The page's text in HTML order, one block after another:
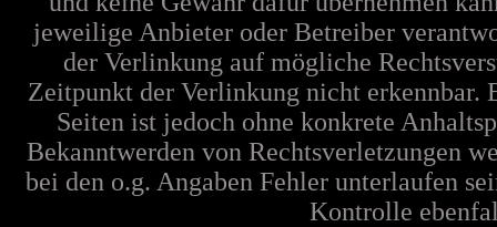
jeweilige Anbieter oder Betreiber
der Verlinkung auf mögliche
Zeitpunkt der Verlinkung nicht
Seiten ist jedoch ohne konkrete
Bekanntwerden von Rechtsverletzungen
bei den o.g. Angaben Fehler unterlaufen
Kontrolle